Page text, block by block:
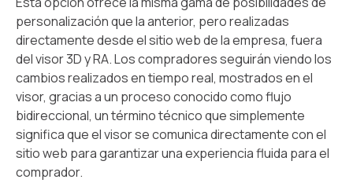
personalización que la anterior, pero realizadas
directamente desde el sitio web de la empresa, fuera
del visor 3D y RA. Los compradores seguirán viendo los
cambios realizados en tiempo real, mostrados en el
visor, gracias a un proceso conocido como flujo
bidireccional, un término técnico que simplemente
significa que el visor se comunica directamente con el
sitio web para garantizar una experiencia fluida para el
comprador.